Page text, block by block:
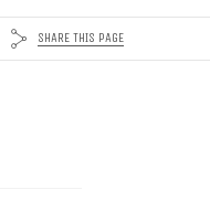
SHARE THIS PAGE